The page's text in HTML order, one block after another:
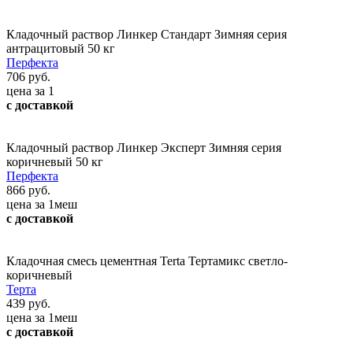
Кладочный раствор Линкер Стандарт Зимняя серия
антрацитовый 50 кг
Перфекта
706 руб.
цена за 1
с доставкой
Кладочный раствор Линкер Эксперт Зимняя серия
коричневый 50 кг
Перфекта
866 руб.
цена за 1меш
с доставкой
Кладочная смесь цементная Terta Тертамикс светло-
коричневый
Терта
439 руб.
цена за 1меш
с доставкой